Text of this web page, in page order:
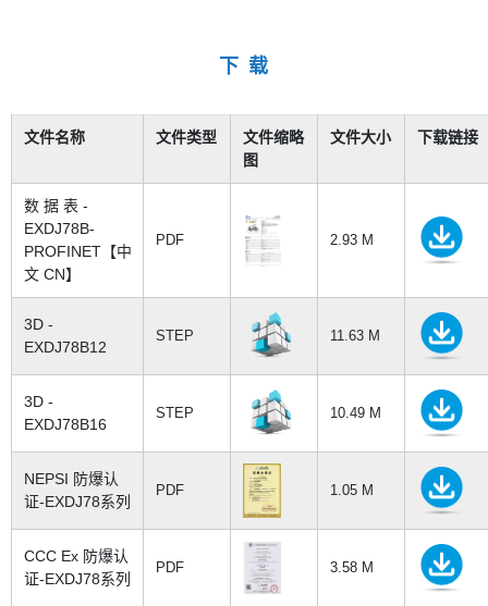
下 载
文件名称 文件类型
文件缩略
图
文件大小 下载链接
数 据 表 -
EXDJ78B-
PROFINET【中
文 CN】
PDF 2.93 M
3D -
EXDJ78B12
STEP 11.63 M
3D -
EXDJ78B16
STEP 10.49 M
NEPSI 防爆认
证-EXDJ78系列
PDF 1.05 M
CCC Ex 防爆认
证-EXDJ78系列
PDF 3.58 M